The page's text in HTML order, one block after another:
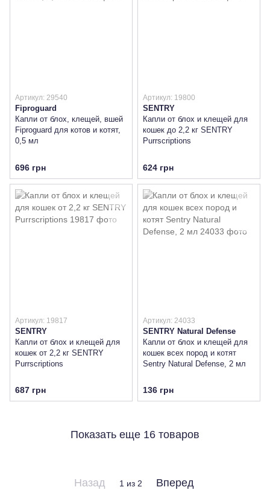
Артикул: 29540
Fiproguard
Капли от блох, клещей, вшей
Fiproguard для котов и котят,
0,5 мл
696 грн
Артикул: 19800
SENTRY
Капли от блох и клещей для
кошек до 2,2 кг SENTRY
Purrscriptions
624 грн
Артикул: 19817
SENTRY
Капли от блох и клещей для
кошек от 2,2 кг SENTRY
Purrscriptions
687 грн
Артикул: 24033
SENTRY Natural Defense
Капли от блох и клещей для
кошек всех пород и котят
Sentry Natural Defense, 2 мл
136 грн
Показать еще 16 товаров
Назад 1 из 2 Вперед